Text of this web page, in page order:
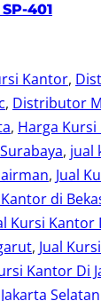
401
Kantor,
, Distributor
, Harga
, jual
, Jual
di
Kursi Kantor
, Jual
Kantor Di
Selatan